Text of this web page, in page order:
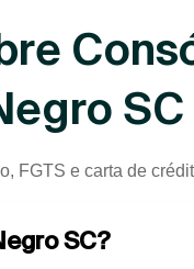
SC
FGTS e carta de
SC?